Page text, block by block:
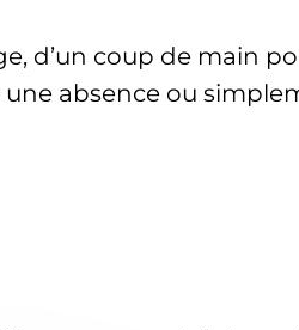
d’un coup de main
absence ou